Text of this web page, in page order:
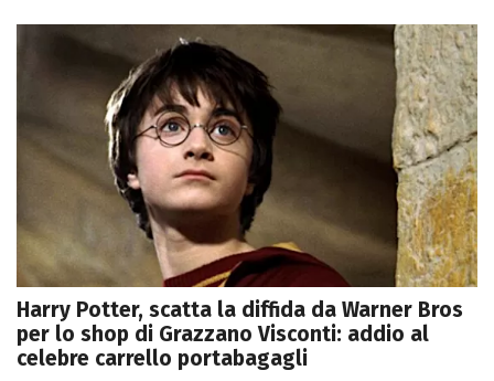
Harry Potter, scatta la diffida da Warner Bros
per lo shop di Grazzano Visconti: addio al
celebre carrello portabagagli